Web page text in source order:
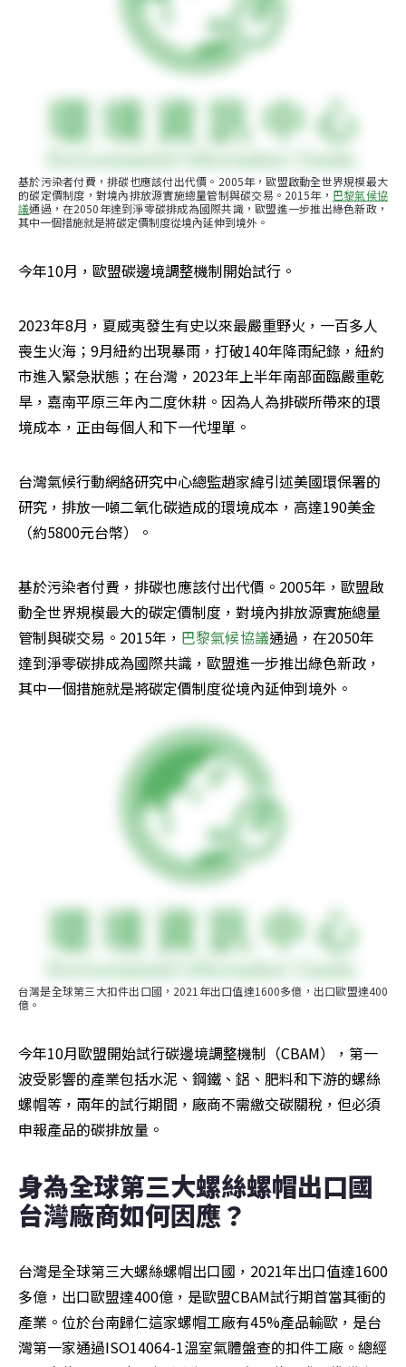
基於污染者付費，排碳也應該付出代價。2005年，歐盟啟動全世界規模最大
的碳定價制度，對境內排放源實施總量管制與碳交易。2015年， 巴黎氣候協
議通過，在2050年達到淨零碳排成為國際共識，歐盟進一步推出綠色新政，
其中一個措施就是將碳定價制度從境內延伸到境外。
今年10月，歐盟碳邊境調整機制開始試行。
2023年8月，夏威夷發生有史以來最嚴重野火，一百多人
喪生火海；9月紐約出現暴雨，打破140年降雨紀錄，紐約
市進入緊急狀態；在台灣，2023年上半年南部面臨嚴重乾
旱，嘉南平原三年內二度休耕。因為人為排碳所帶來的環
境成本，正由每個人和下一代埋單。
台灣氣候行動網絡研究中心總監趙家緯引述美國環保署的
研究，排放一噸二氧化碳造成的環境成本，高達190美金
（約5800元台幣）。
基於污染者付費，排碳也應該付出代價。2005年，歐盟啟
動全世界規模最大的碳定價制度，對境內排放源實施總量
管制與碳交易。2015年， 巴黎氣候協議通過，在2050年
達到淨零碳排成為國際共識，歐盟進一步推出綠色新政，
其中一個措施就是將碳定價制度從境內延伸到境外。
台灣是全球第三大扣件出口國，2021年出口值達1600多億，出口歐盟達400
億。
今年10月歐盟開始試行碳邊境調整機制（CBAM），第一
波受影響的產業包括水泥、鋼鐵、鋁、肥料和下游的螺絲
螺帽等，兩年的試行期間，廠商不需繳交碳關稅，但必須
申報產品的碳排放量。
身為全球第三大螺絲螺帽出口國
台灣廠商如何因應？
台灣是全球第三大螺絲螺帽出口國，2021年出口值達1600
多億，出口歐盟達400億，是歐盟CBAM試行期首當其衝的
產業。位於台南歸仁這家螺帽工廠有45%產品輸歐，是台
灣第一家通過ISO14064-1溫室氣體盤查的扣件工廠。總經